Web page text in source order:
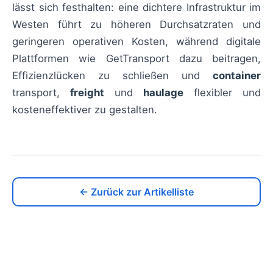
lässt sich festhalten: eine dichtere Infrastruktur im
Westen führt zu höheren Durchsatzraten und
geringeren operativen Kosten, während digitale
Plattformen wie GetTransport dazu beitragen,
Effizienzlücken zu schließen und container
transport, freight und haulage flexibler und
kosteneffektiver zu gestalten.
← Zurück zur Artikelliste